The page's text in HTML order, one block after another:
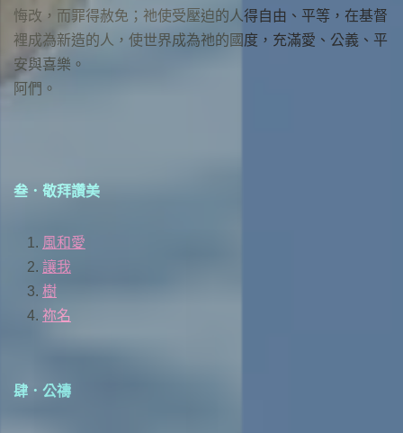
悔改，而罪得赦免；祂使受壓迫的人得自由、平等，在基督
裡成為新造的人，使世界成為祂的國度，充滿愛、公義、平
安與喜樂。
阿們。
叁．敬拜讚美
風和愛
讓我
樹
祢名
肆．公禱